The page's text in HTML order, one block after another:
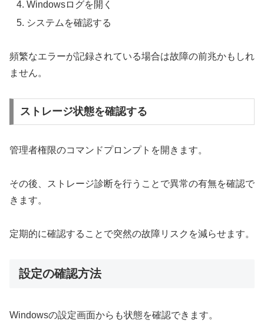
Windowsログを開く
システムを確認する
頻繁なエラーが記録されている場合は故障の前兆かもしれ
ません。
ストレージ状態を確認する
管理者権限のコマンドプロンプトを開きます。
その後、ストレージ診断を行うことで異常の有無を確認で
きます。
定期的に確認することで突然の故障リスクを減らせます。
設定の確認方法
Windowsの設定画面からも状態を確認できます。